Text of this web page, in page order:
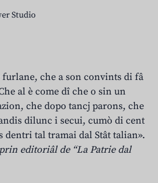
Studio
che a son convints di fâ
al è come dî che o sin un
che dopo tancj parons, che
dilunc i secui, cumò di cent
dentri tal tramai dal Stât talian».
editoriâl de “La Patrie dal